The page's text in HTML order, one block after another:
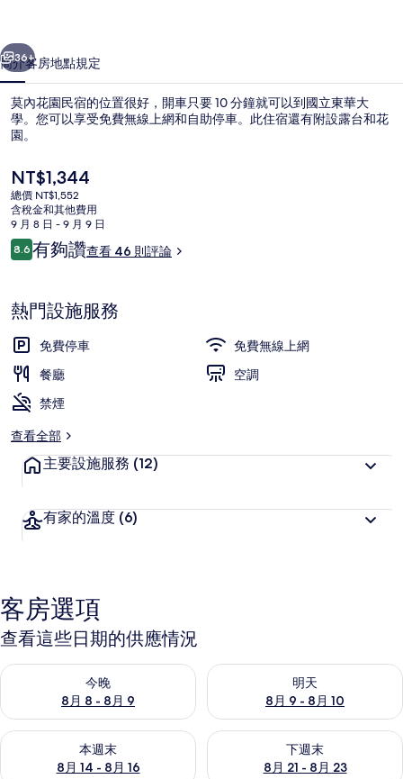
相
片
集
個 下一個
36+
簡介客房地點規定
莫內花園民宿的位置很好，開車只要 10 分鐘就可以到國立東華大
學。您可以享受免費無線上網和自助停車。此住宿還有附設露台和花
園。
目
前
的
價
格
是
NT$1,344
總價 NT$1,552
含稅金和其他費用
9 月 8 日 - 9 月 9 日
評
論
8.68.6 分，滿分 10 分，
有夠讚查看 46 則評論
熱門設施服務
免費停車
免費無線上網
餐廳
空調
禁煙
查看全部
主要設施服務 (12)
有家的溫度 (6)
客房選項
查看這些日期的供應情況
今晚
8月 8 - 8月 9
查看今晚 (8月 8 - 8月 9) 的供應情況
明天
8月 9 - 8月 10
查看明天 (8月 9 - 8月 10) 的供
本週末
8月 14 - 8月 16
查看本週末 (8月 14 - 8月 16) 的供應情況
下週末
8月 21 - 8月 23
查看下週末 (8月 21 - 8月 23)